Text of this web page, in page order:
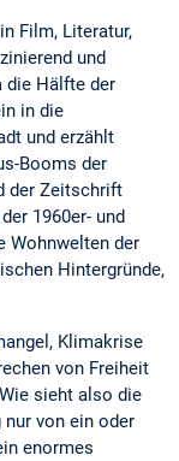
Film, Literatur,
und
die Hälfte der
in die
und erzählt
Booms der
der Zeitschrift
1960er- und
Wohnwelten der
Hintergründe,
Klimakrise
von Freiheit
sieht also die
von ein oder
enormes